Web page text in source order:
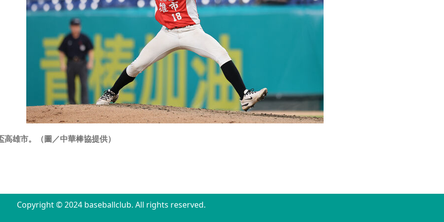
雄市。（圖／中華棒協提供）
Copyright © 2024 baseballclub. All rights reserved.